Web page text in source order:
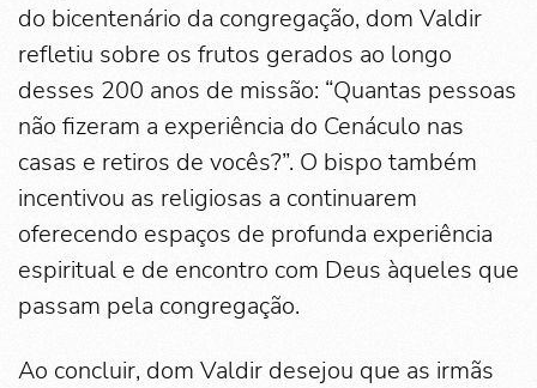
do bicentenário da congregação, dom Valdir
refletiu sobre os frutos gerados ao longo
desses 200 anos de missão: “Quantas pessoas
não fizeram a experiência do Cenáculo nas
casas e retiros de vocês?”. O bispo também
incentivou as religiosas a continuarem
oferecendo espaços de profunda experiência
espiritual e de encontro com Deus àqueles que
passam pela congregação.
Ao concluir, dom Valdir desejou que as irmãs